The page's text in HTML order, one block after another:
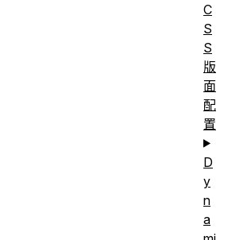
C
S
S
版
面
配
置
D
y
n
a